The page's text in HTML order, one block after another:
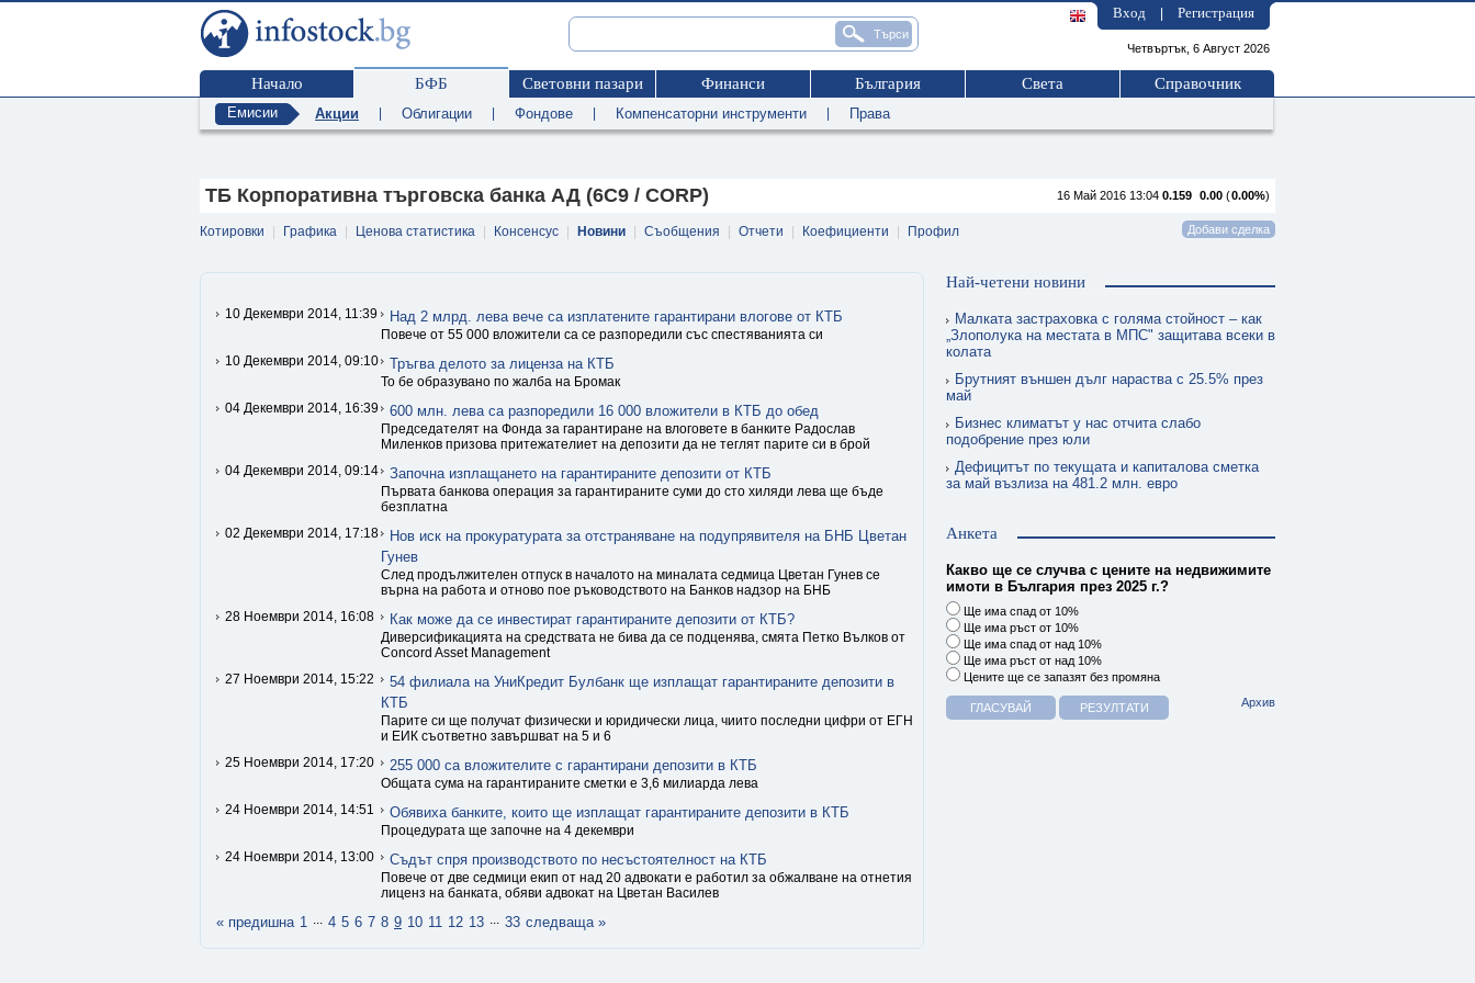
Вход Регистрация
Четвъртък, 6 Август 2026
Начало БФБ Световни пазари Финанси България Света Справочник
Емисии Акции Облигации Фондове Компенсаторни инструменти Права
16 Май 2016 13:04 0.159 0.00 (0.00%)
ТБ Корпоративна търговска банка АД (6C9 / CORP)
Котировки Графика Ценова статистика Консенсус Новини Съобщения Отчети Коефициенти Профил
10 Декември 2014, 11:39 Над 2 млрд. лева вече са изплатените гарантирани влогове от КТБ
Повече от 55 000 вложители са се разпоредили със спестяванията си
10 Декември 2014, 09:10
Тръгва делото за лиценза на КТБ
То бе образувано по жалба на Бромак
04 Декември 2014, 16:39
600 млн. лева са разпоредили 16 000 вложители в КТБ до обeд
Председателят на Фонда за гарантиране на влоговете в банките Радослав
Миленков призова притежателиет на депозити да не теглят парите си в брой
04 Декември 2014, 09:14
Започна изплащането на гарантираните депозити от КТБ
Първата банкова операция за гарантираните суми до сто хиляди лева ще бъде
безплатна
02 Декември 2014, 17:18
Нов иск на прокуратурата за отстраняване на подупрявителя на БНБ Цветан
Гунев
След продължителен отпуск в началото на миналата седмица Цветан Гунев се
върна на работа и отново пое ръководството на Банков надзор на БНБ
28 Ноември 2014, 16:08
Как може да се инвестират гарантираните депозити от КТБ?
Диверсификацията на средствата не бива да се подценява, смята Петко Вълков от
Concord Asset Management
27 Ноември 2014, 15:22
54 филиала на УниКредит Булбанк ще изплащат гарантираните депозити в
КТБ
Парите си ще получат физически и юридически лица, чиито последни цифри от ЕГН
и ЕИК съответно завършват на 5 и 6
25 Ноември 2014, 17:20
255 000 са вложителите с гарантирани депозити в КТБ
Общата сума на гарантираните сметки е 3,6 милиарда лева
24 Ноември 2014, 14:51
Обявиха банките, които ще изплащат гарантираните депозити в КТБ
Процедурата ще започне на 4 декември
24 Ноември 2014, 13:00
Съдът спря производството по несъстоятелност на КТБ
Повече от две седмици екип от над 20 адвокати е работил за обжалване на отнетия
лиценз на банката, обяви адвокат на Цветан Василев
« предишна 1 ... 4 5 6 7 8 9 10 11 12 13 ... 33 следваща »
Най-четени новини
Малката застраховка с голяма стойност – как
„Злополука на местата в МПС" защитава всеки в
колата
Брутният външен дълг нараства с 25.5% през
май
Бизнес климатът у нас отчита слабо
подобрение през юли
Дефицитът по текущата и капиталова сметка
за май възлиза на 481.2 млн. евро
Анкета
Какво ще се случва с цените на недвижимите
имоти в България през 2025 г.?
Ще има спад от 10%
Ще има ръст от 10%
Ще има спад от над 10%
Ще има ръст от над 10%
Цените ще се запазят без промяна
Архив